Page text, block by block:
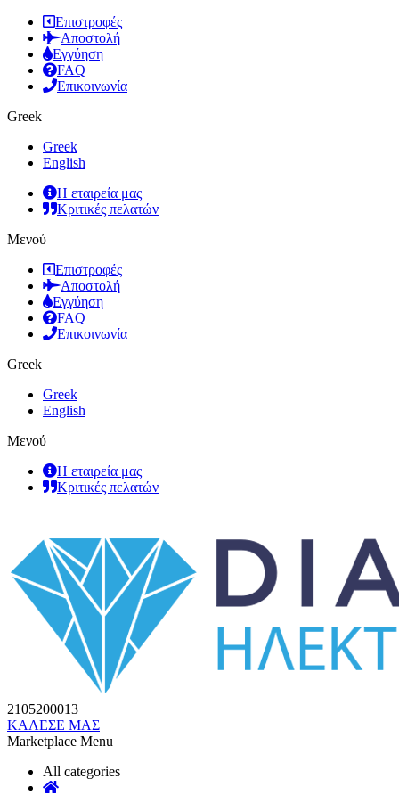
Επιστροφές
Αποστολή
Εγγύηση
FAQ
Επικοινωνία
Greek
Greek
English
Η εταιρεία μας
Κριτικές πελατών
Μενού
Επιστροφές
Αποστολή
Εγγύηση
FAQ
Επικοινωνία
Greek
Greek
English
Μενού
Η εταιρεία μας
Κριτικές πελατών
2105200013
ΚΑΛΕΣΕ ΜΑΣ
Marketplace Menu
All categories